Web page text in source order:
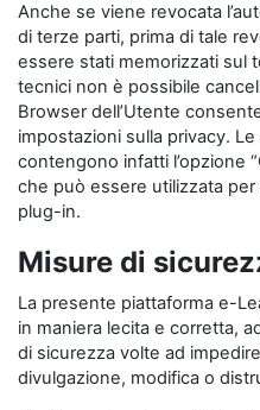
Anche se viene revocata
di terze parti, prima di tale
essere stati memorizzati sul
tecnici non è possibile
Browser dell’Utente
impostazioni sulla privacy.
contengono infatti l’opzione
che può essere utilizzata
plug-in.
Misure di
La presente piattaforma e-
in maniera lecita e corretta,
di sicurezza volte ad
divulgazione, modifica o